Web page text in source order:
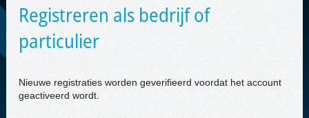
Registreren als bedrijf of
particulier
Nieuwe registraties worden geverifieerd voordat het account
geactiveerd wordt.